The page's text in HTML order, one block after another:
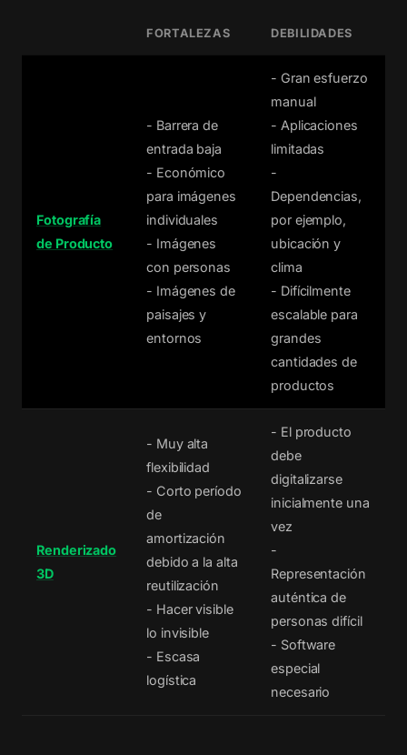
FORTALEZAS DEBILIDADES
Fotografía
de Producto
- Barrera de
entrada baja
- Económico
para imágenes
individuales
- Imágenes
con personas
- Imágenes de
paisajes y
entornos
- Gran esfuerzo
manual
- Aplicaciones
limitadas
-
Dependencias,
por ejemplo,
ubicación y
clima
- Difícilmente
escalable para
grandes
cantidades de
productos
Renderizado
3D
- Muy alta
flexibilidad
- Corto período
de
amortización
debido a la alta
reutilización
- Hacer visible
lo invisible
- Escasa
logística
- El producto
debe
digitalizarse
inicialmente una
vez
-
Representación
auténtica de
personas difícil
- Software
especial
necesario